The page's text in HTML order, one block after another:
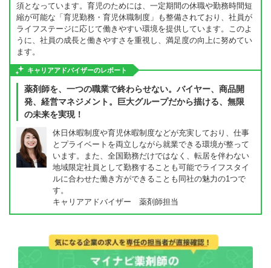
須となっています。育児のためには、一定期間の休職や勤務時間短
縮が可能な「育児勤務・育児休職制度」も整備されており、社員が
ライフステージに応じて働きやすい環境を提供しています。このよ
うに、社員の成長と働きやすさを重視し、満足度の向上に努めてい
ます。
キャリアアドバイザーのレポート
薬剤師を、一つの職業で終わらせない。バイヤー、商品開
発、経営マネジメント。巨大グループだから描ける、無限
の未来を実現！
休日休暇制度や育児休暇制度などが充実しており、仕事
とプライベートを両立しながら就業できる環境が整って
います。また、全国勤務だけではなく、転居を伴わない
地域限定社員として勤務することも可能でライフスタイ
ルに合わせた働き方ができることも同社の魅力の1つで
す。
キャリアアドバイザー 薬剤師担当